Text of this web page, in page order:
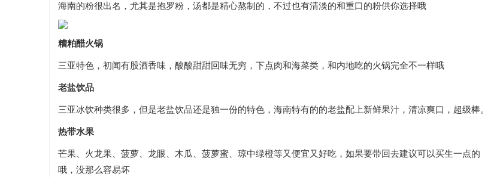
海南的粉很出名，尤其是抱罗粉，汤都是精心熬制的，不过也有清淡的和重口的粉供你选择哦
糟粕醋火锅
三亚特色，初闻有股酒香味，酸酸甜甜回味无穷，下点肉和海菜类，和内地吃的火锅完全不一样哦
老盐饮品
三亚冰饮种类很多，但是老盐饮品还是独一份的特色，海南特有的的老盐配上新鲜果汁，清凉爽口，超级棒。
热带水果
芒果、火龙果、菠萝、龙眼、木瓜、菠萝蜜、琼中绿橙等又便宜又好吃，如果要带回去建议可以买生一点的
哦，没那么容易坏